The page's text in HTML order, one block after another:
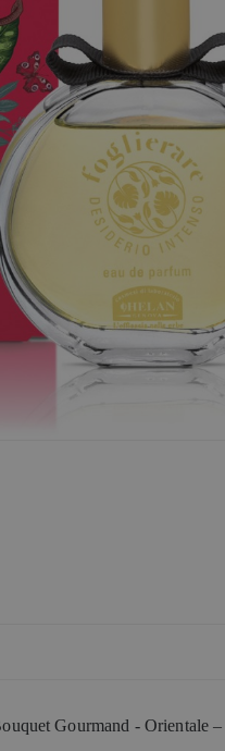
Gourmand - Orientale